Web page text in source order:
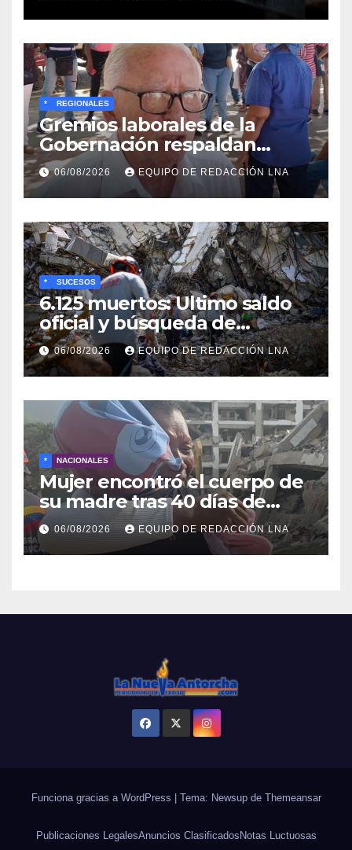
* REGIONALES
Gremios laborales de la
Gobernación respaldan
propuesta de Bono
Recreativo de 100 dólares
para jubilados, pensionados y
activos
06/08/2026 EQUIPO DE REDACCIÓN LNA
* SUCESOS
6.125 muertos: Ultimo saldo
oficial y búsqueda de
cadáveres continúa entre los
escombros
06/08/2026 EQUIPO DE REDACCIÓN LNA
* NACIONALES
Mujer encontró el cuerpo de
su madre tras 40 días de
búsqueda en Tanaguarena
06/08/2026 EQUIPO DE REDACCIÓN LNA
Funciona gracias a WordPress Tema: Newsup de Themeansar
Publicaciones LegalesAnuncios Clasificados Notas Luctuosas